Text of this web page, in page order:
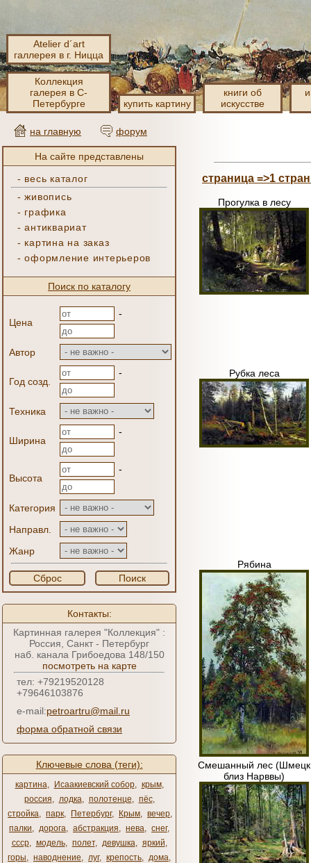
Atelier d´art
галлерея в г. Ницца
Коллекция
галерея в С-
Петербурге
купить картину
книги об
искусстве
на главную форум
На сайте представлены
- весь каталог
-живопись
- графика
-антиквариат
- картина на заказ
-оформление интерьеров
Поиск по каталогу
Цена
-
Автор
Год созд.
-
Техника
Ширина
-
Высота
-
Категория
Направл.
Жанр
Сброс Поиск
Контакты:
Картинная галерея "Коллекция" :
Россия, Санкт - Петербург
наб. канала Грибоедова 148/150
посмотреть на карте
тел: +79219520128
+79646103876
e-mail:petroartru@mail.ru
форма обратной связи
Ключевые слова (теги):
картина, Исаакиевский собор, крым,
россия, лодка, полотенце, пёс,
стройка, парк, Петербург, Крым, вечер,
палки, дорога, абстракция, нева, снег,
ссср, модель, полет, девушка, яркий,
горы, наводнение, луг, крепость, дома,
страница =>1
Прогулка в лесу
Рубка леса
Рябина
Смешанный лес (Шмецк
близ Нарввы)